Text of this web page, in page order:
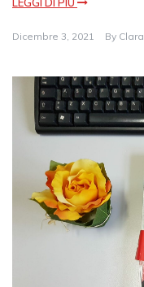
LEGGI DI PIÙ
Dicembre 3, 2021 By Clara